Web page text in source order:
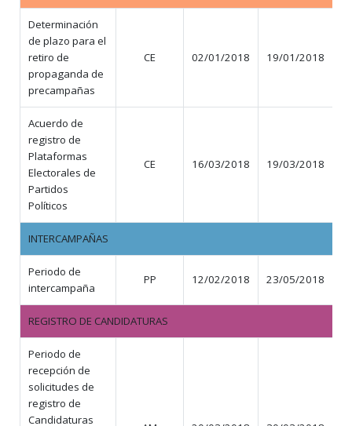
Determinación
de plazo para el
retiro de
propaganda de
precampañas
CE 02/01/2018 19/01/2018
Acuerdo de
registro de
Plataformas
Electorales de
Partidos
Políticos
CE 16/03/2018 19/03/2018
INTERCAMPAÑAS
Periodo de
intercampaña
PP 12/02/2018 23/05/2018
REGISTRO DE CANDIDATURAS
Periodo de
recepción de
solicitudes de
registro de
Candidaturas